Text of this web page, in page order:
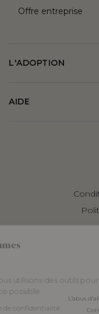
Offre entreprise
L'ADOPTION
AIDE
L’abus
Bonjour, nous
Chez Cuvée Privée,
la meilleure expérience
Consulter notre politique